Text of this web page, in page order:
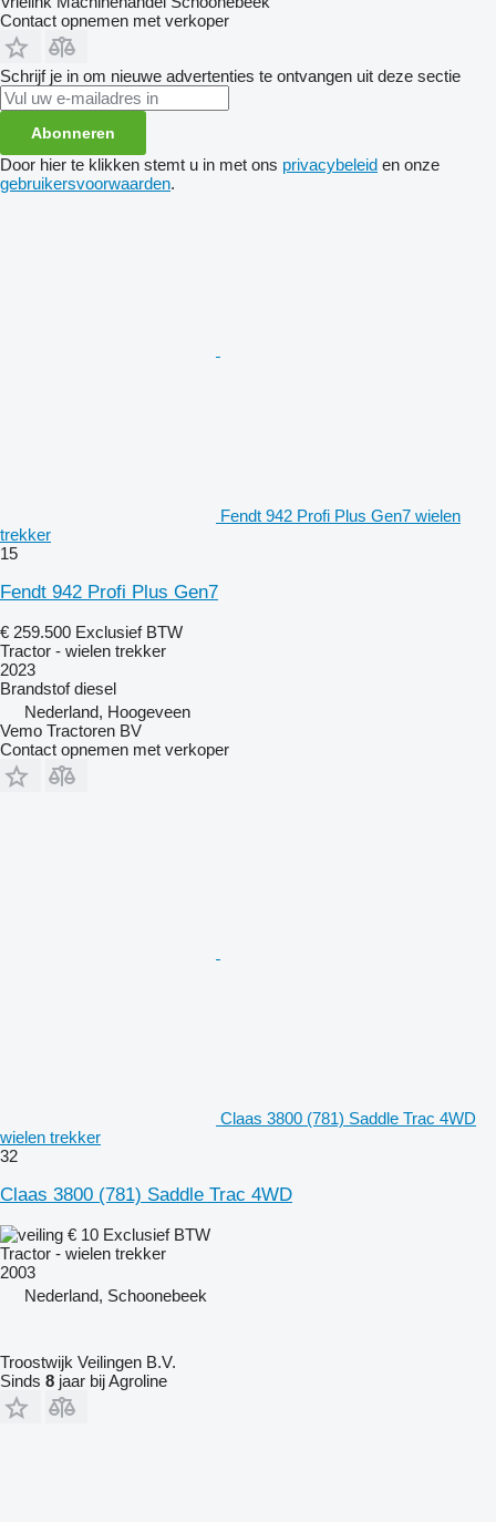
Contact opnemen met verkoper
Schrijf je in om nieuwe advertenties te ontvangen uit deze sectie
Abonneren
Door hier te klikken stemt u in met ons privacybeleid en onze
gebruikersvoorwaarden.
Fendt 942 Profi Plus Gen7 wielen
trekker
15
Fendt 942 Profi Plus Gen7
€ 259.500 Exclusief BTW
Tractor - wielen trekker
2023
Brandstof diesel
Nederland, Hoogeveen
Vemo Tractoren BV
Contact opnemen met verkoper
Claas 3800 (781) Saddle Trac 4WD
wielen trekker
32
Claas 3800 (781) Saddle Trac 4WD
€ 10 Exclusief BTW
Tractor - wielen trekker
2003
Nederland, Schoonebeek
Troostwijk Veilingen B.V.
Sinds 8 jaar bij Agroline